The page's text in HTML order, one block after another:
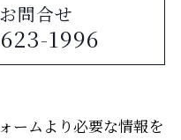
問合せ
1996
ームより必要な情報を